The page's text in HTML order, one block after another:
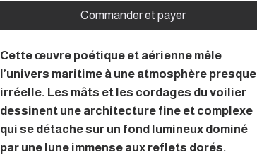
Commander et payer
Cette œuvre poétique et aérienne mêle
l’univers maritime à une atmosphère presque
irréelle. Les mâts et les cordages du voilier
dessinent une architecture fine et complexe
qui se détache sur un fond lumineux dominé
par une lune immense aux reflets dorés.